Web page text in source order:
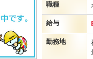
職種
給与
勤務地